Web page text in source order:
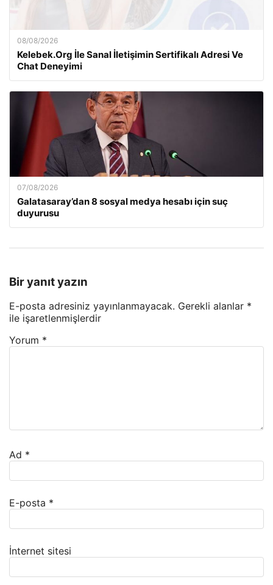
08/08/2026
Kelebek.Org İle Sanal İletişimin Sertifikalı Adresi Ve
Chat Deneyimi
07/08/2026
Galatasaray’dan 8 sosyal medya hesabı için suç
duyurusu
Bir yanıt yazın
E-posta adresiniz yayınlanmayacak. Gerekli alanlar *
ile işaretlenmişlerdir
Yorum *
Ad *
E-posta *
İnternet sitesi